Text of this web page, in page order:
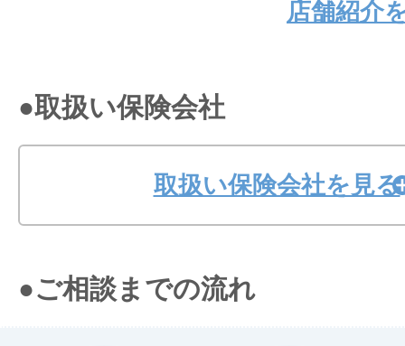
店舗紹介
●取扱い保険会社
取扱い保険会社を見る
●ご相談までの流れ